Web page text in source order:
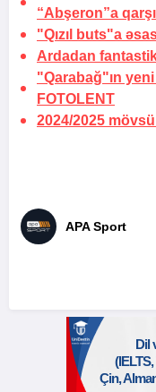
“Abşeron”a qarşı
"Qızıl buts"a
Ardadan
"Qarabağ"ın
FOTOLENT
2024/2025
APA Sport